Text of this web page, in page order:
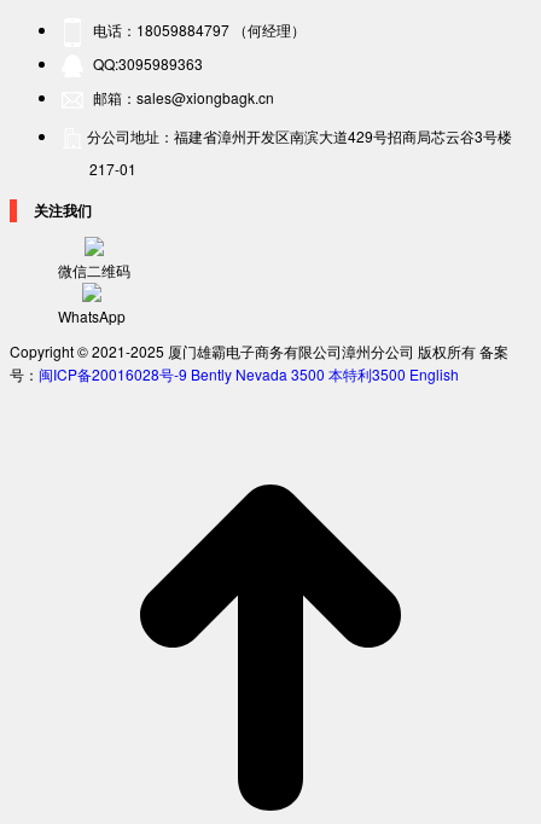
电话：18059884797 （何经理）
QQ:3095989363
邮箱：sales@xiongbagk.cn
分公司地址：福建省漳州开发区南滨大道429号招商局芯云谷3号楼
217-01
关注我们
微信二维码
WhatsApp
Copyright © 2021-2025 厦门雄霸电子商务有限公司漳州分公司 版权所有 备案
号： 闽ICP备20016028号-9 Bently Nevada 3500 本特利3500 English